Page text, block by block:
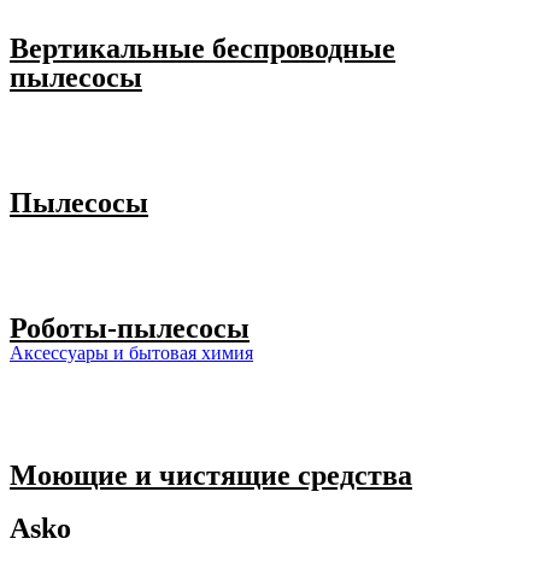
Вертикальные беспроводные
пылесосы
Пылесосы
Роботы-пылесосы
Аксессуары и бытовая химия
Моющие и чистящие средства
Asko